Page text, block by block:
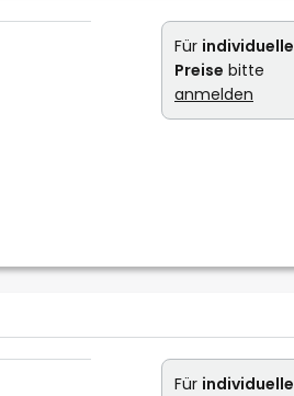
Für individuelle
Preise bitte
anmelden
Für individuelle